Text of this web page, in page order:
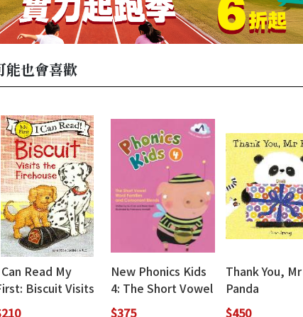
能也會喜歡
Read My
Biscuit Visits
Firehouse
New Phonics Kids
4: The Short Vowel
Word Families and
$375
Thank You, Mr
Panda
$450